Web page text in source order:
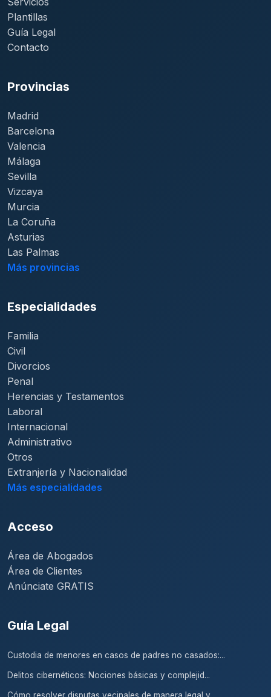
Plantillas
Guía Legal
Contacto
Provincias
Madrid
Barcelona
Valencia
Málaga
Sevilla
Vizcaya
Murcia
La Coruña
Asturias
Las Palmas
Más provincias
Especialidades
Familia
Civil
Divorcios
Penal
Herencias y Testamentos
Laboral
Internacional
Administrativo
Otros
Extranjería y Nacionalidad
Más especialidades
Acceso
Área de Abogados
Área de Clientes
Anúnciate GRATIS
Guía Legal
Custodia de menores en casos de padres no casados:...
Delitos cibernéticos: Nociones básicas y complejid...